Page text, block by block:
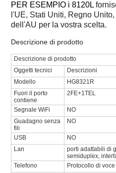
PER ESEMPIO i 8120L
l'UE, Stati Uniti, Regno
dell'AU per la vostra scelta.
Descrizione di prodotto
Descrizione di prodotto
Oggetti tecnici
Descrizioni
Modello
HG8321R
Fuori il porto
contiene
2FE+1TEL
Segnale WiFi
NO
Guadagno senza
fili
NO
USB
NO
Lan
porti adattabili di
semiduplex,
Telefono
Protocollo di